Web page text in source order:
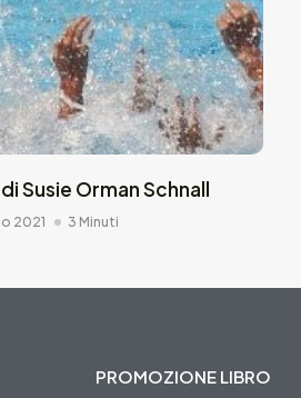
Susie Orman Schnall
2021 3 Minuti
PROMOZIONE LIBRO